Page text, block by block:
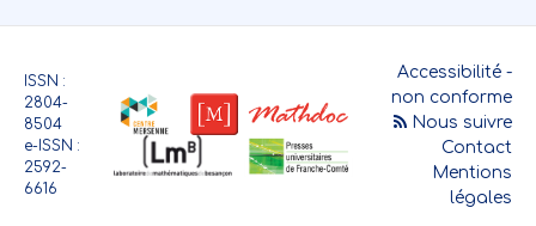
ISSN :
2804-
8504
e-ISSN :
2592-
6616
Accessibilité -
non conforme
Nous suivre
Contact
Mentions
légales